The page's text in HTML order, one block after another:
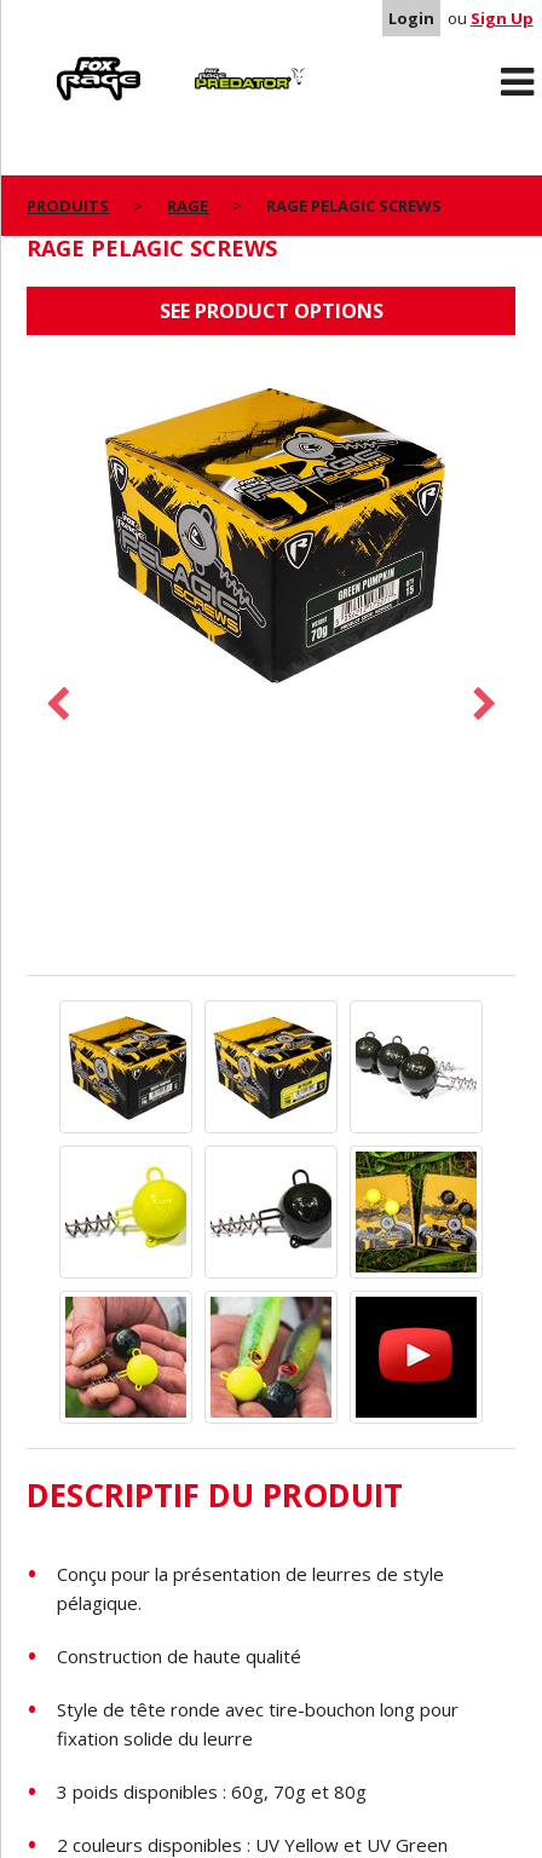
Login ou Sign Up
Predator
PRODUITS RAGE RAGE PELAGIC SCREWS
RAGE PELAGIC SCREWS
SEE PRODUCT OPTIONS
DESCRIPTIF DU PRODUIT
Conçu pour la présentation deleurres de style
pélagique.
Construction de hautequalité
Style de tête ronde avec tire-bouchon long pour
fixation solide du leurre
3 poids disponibles : 60g, 70g et 80g
2 couleurs disponibles : UVYellow et UV Green